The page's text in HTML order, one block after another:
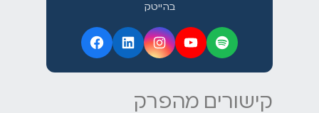
בהייטק
קישורים מהפרק